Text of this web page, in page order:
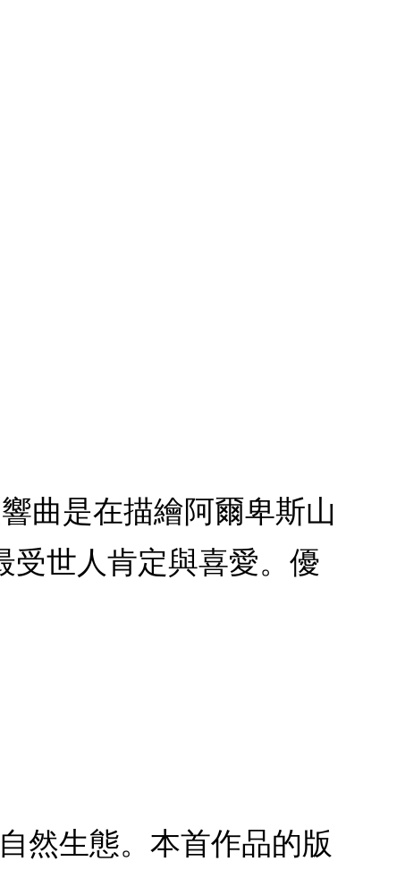
曲是在描繪阿爾卑斯山
受世人肯定與喜愛。優
然生態。本首作品的版